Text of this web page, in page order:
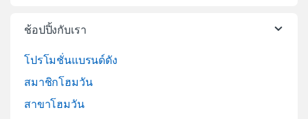
ช้อปปิ้งกับเรา
โปรโมชั่นแบรนด์ดัง
สมาชิกโฮมวัน
สาขาโฮมวัน